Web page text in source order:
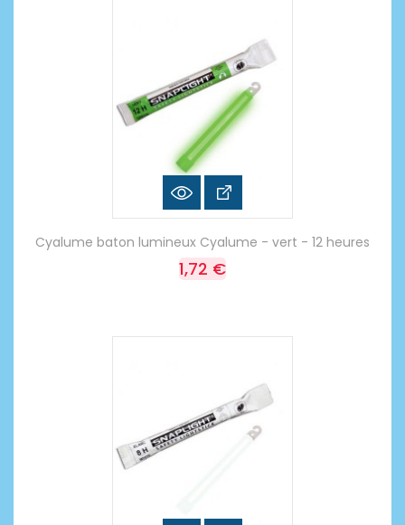
Cyalume baton lumineux Cyalume - vert - 12 heures
1,72 €